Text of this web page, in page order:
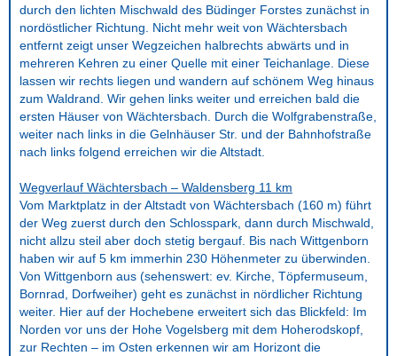
durch den lichten Mischwald des Büdinger Forstes zunächst in
nordöstlicher Richtung. Nicht mehr weit von Wächtersbach
entfernt zeigt unser Wegzeichen halbrechts abwärts und in
mehreren Kehren zu einer Quelle mit einer Teichanlage. Diese
lassen wir rechts liegen und wandern auf schönem Weg hinaus
zum Waldrand. Wir gehen links weiter und erreichen bald die
ersten Häuser von Wächtersbach. Durch die Wolfgrabenstraße,
weiter nach links in die Gelnhäuser Str. und der Bahnhofstraße
nach links folgend erreichen wir die Altstadt.
Wegverlauf Wächtersbach – Waldensberg 11 km
Vom Marktplatz in der Altstadt von Wächtersbach (160 m) führt
der Weg zuerst durch den Schlosspark, dann durch Mischwald,
nicht allzu steil aber doch stetig bergauf. Bis nach Wittgenborn
haben wir auf 5 km immerhin 230 Höhenmeter zu überwinden.
Von Wittgenborn aus (sehenswert: ev. Kirche, Töpfermuseum,
Bornrad, Dorfweiher) geht es zunächst in nördlicher Richtung
weiter. Hier auf der Hochebene erweitert sich das Blickfeld: Im
Norden vor uns der Hohe Vogelsberg mit dem Hoherodskopf,
zur Rechten – im Osten erkennen wir am Horizont die